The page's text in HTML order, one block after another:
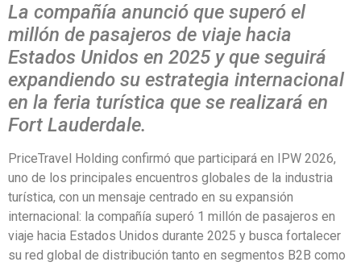
La compañía anunció que superó el
millón de pasajeros de viaje hacia
Estados Unidos en 2025 y que seguirá
expandiendo su estrategia internacional
en la feria turística que se realizará en
Fort Lauderdale.
PriceTravel Holding confirmó que participará en IPW 2026,
uno de los principales encuentros globales de la industria
turística, con un mensaje centrado en su expansión
internacional: la compañía superó 1 millón de pasajeros en
viaje hacia Estados Unidos durante 2025 y busca fortalecer
su red global de distribución tanto en segmentos B2B como